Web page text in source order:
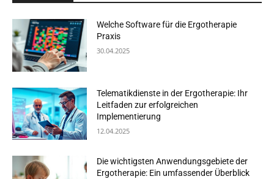
Welche Software für die Ergotherapie
Praxis
30.04.2025
Telematikdienste in der Ergotherapie: Ihr
Leitfaden zur erfolgreichen
Implementierung
12.04.2025
Die wichtigsten Anwendungsgebiete der
Ergotherapie: Ein umfassender Überblick